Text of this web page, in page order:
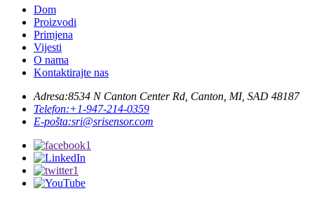
Proizvodi
Primjena
Vijesti
O nama
Kontaktirajte nas
Telefon:+1-947-214-0359
E-pošta:sri@srisensor.com